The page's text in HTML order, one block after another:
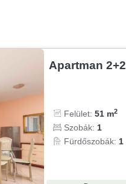
Apartman 2+2
Felület:51 m2
Szobák: 1
Fürdőszobák: 1